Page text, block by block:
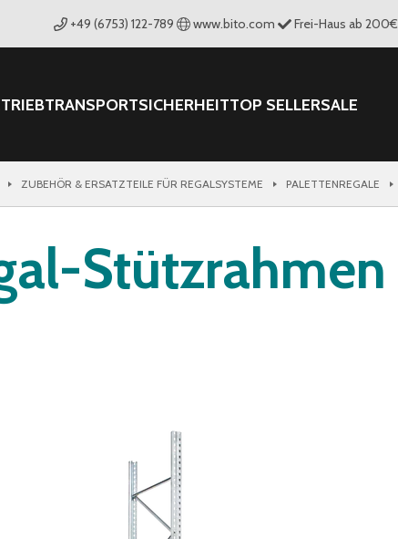
+49 (6753) 122-789 www.bito.com Frei-Haus ab 200€
TRANSPORTSICHERHEITTOP SELLERSALE
ZUBEHÖR & ERSATZTEILE FÜR REGALSYSTEME PALETTENREGALE
Stützrahmen